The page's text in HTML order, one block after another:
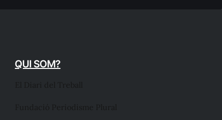
QUI SOM?